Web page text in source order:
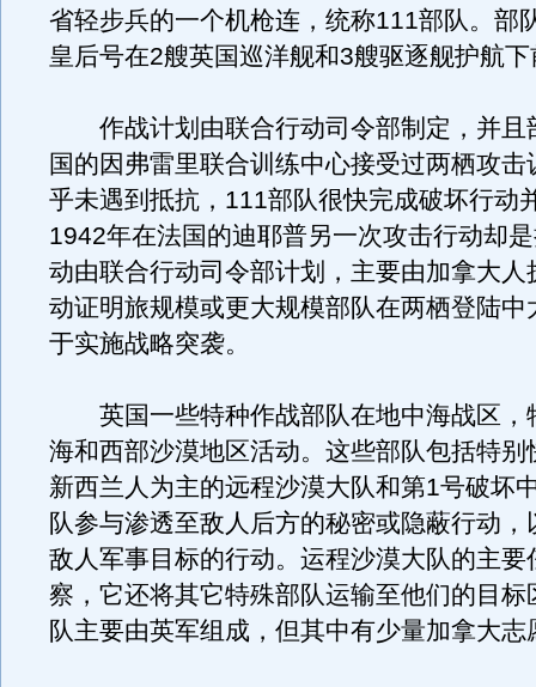
省轻步兵的一个机枪连，统称111部队。部
皇后号在2艘英国巡洋舰和3艘驱逐舰护航
作战计划由联合行动司令部制定，并且
国的因弗雷里联合训练中心接受过两栖攻击
乎未遇到抵抗，111部队很快完成破坏行动
1942年在法国的迪耶普另一次攻击行动却
动由联合行动司令部计划，主要由加拿大人
动证明旅规模或更大规模部队在两栖登陆中
于实施战略突袭。
英国一些特种作战部队在地中海战区，
海和西部沙漠地区活动。这些部队包括特别
新西兰人为主的远程沙漠大队和第1号破坏
队参与渗透至敌人后方的秘密或隐蔽行动，
敌人军事目标的行动。运程沙漠大队的主要
察，它还将其它特殊部队运输至他们的目标
队主要由英军组成，但其中有少量加拿大志